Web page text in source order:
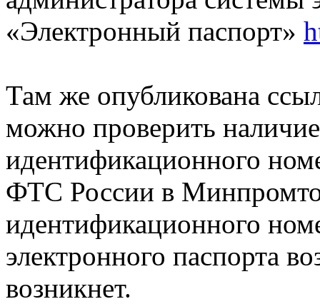
«Электронный паспорт»
Там же опубликована
можно проверить
идентификационного
ФТС России в
идентификационного
электронного паспорта
возникнет.